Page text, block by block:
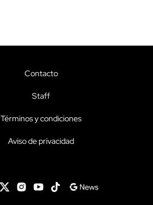
Contacto
Staff
Términos y condiciones
Aviso de privacidad